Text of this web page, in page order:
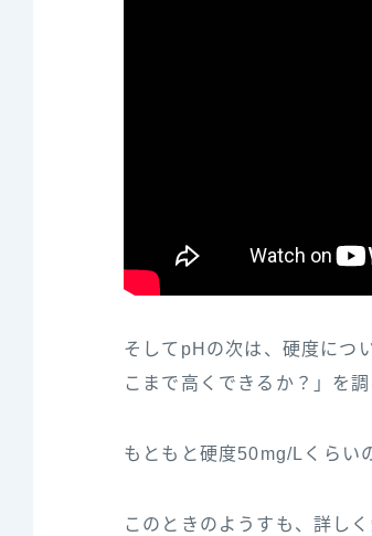
そしてpHの次は、硬度につ
こまで高くできるか？」を調
もともと硬度50mg/Lくらい
このときのようすも、詳し